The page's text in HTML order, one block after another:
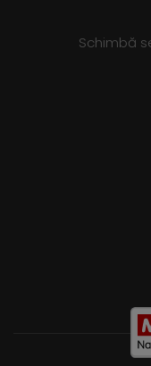
Schimbă